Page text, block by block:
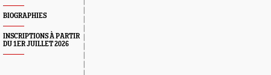
BIOGRAPHIES
INSCRIPTIONS À PARTIR
DU 1ER JUILLET 2026